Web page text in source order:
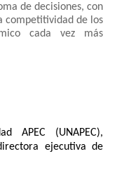
de decisiones, con
competitividad de los
cada vez más
APEC (UNAPEC),
ejecutiva de